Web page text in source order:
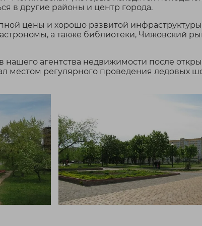
882 BYN/м²
Продам 3- этажный офис(НЗКС).
Готовность – 70%. Осталось
в другие районы и центр города.
цены и хорошо развитой
а также библиотеки, Чижовский
агентства недвижимости после
местом регулярного проведения ледовых